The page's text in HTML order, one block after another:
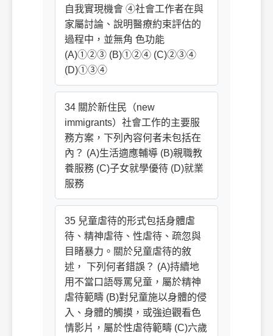
自我實現機會 ④社會工作者在與
家屬討論、說明醫療約束評估的
過程中，並無角 色功能
(A)①②③ (B)①②④ (C)②③④
(D)①③④
34 關於新住民（new
immigrants）社會工作的主要服
務方案，下列內容何者未包括在
內？ (A)生活適應輔導 (B)親職教
養服務 (C)子女就學優待 (D)就業
服務
35 兒童虐待的形式包括身體虐
待、精神虐待、性虐待、疏忽與
目睹暴力。關於兒童虐待的敘
述， 下列何者錯誤？ (A)持續地
用不當口語辱罵兒童，屬於精神
虐待範疇 (B)對兒童施以身體的侵
入、身體的觸摸，或強迫觀看色
情影片，屬於性虐待範疇 (C)六歲